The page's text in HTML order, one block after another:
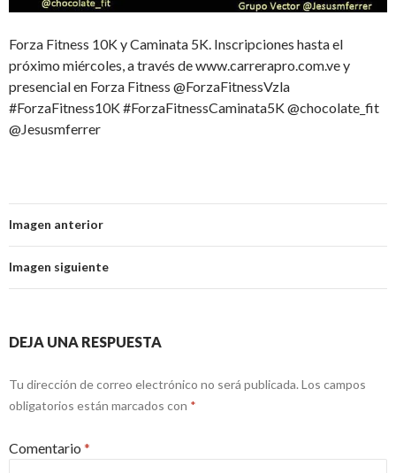
Forza Fitness 10K y Caminata 5K. Inscripciones hasta el
próximo miércoles, a través de www.carrerapro.com.ve y
presencial en Forza Fitness @ForzaFitnessVzla
#ForzaFitness10K #ForzaFitnessCaminata5K @chocolate_fit
@Jesusmferrer
Imagen anterior
Imagen siguiente
DEJA UNA RESPUESTA
Tu dirección de correo electrónico no será publicada. Los campos
obligatorios están marcados con *
Comentario *